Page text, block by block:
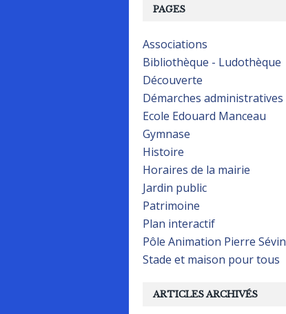
PAGES
Associations
Bibliothèque - Ludothèque
Découverte
Démarches administratives
Ecole Edouard Manceau
Gymnase
Histoire
Horaires de la mairie
Jardin public
Patrimoine
Plan interactif
Pôle Animation Pierre Sévin
Stade et maison pour tous
ARTICLES ARCHIVÉS